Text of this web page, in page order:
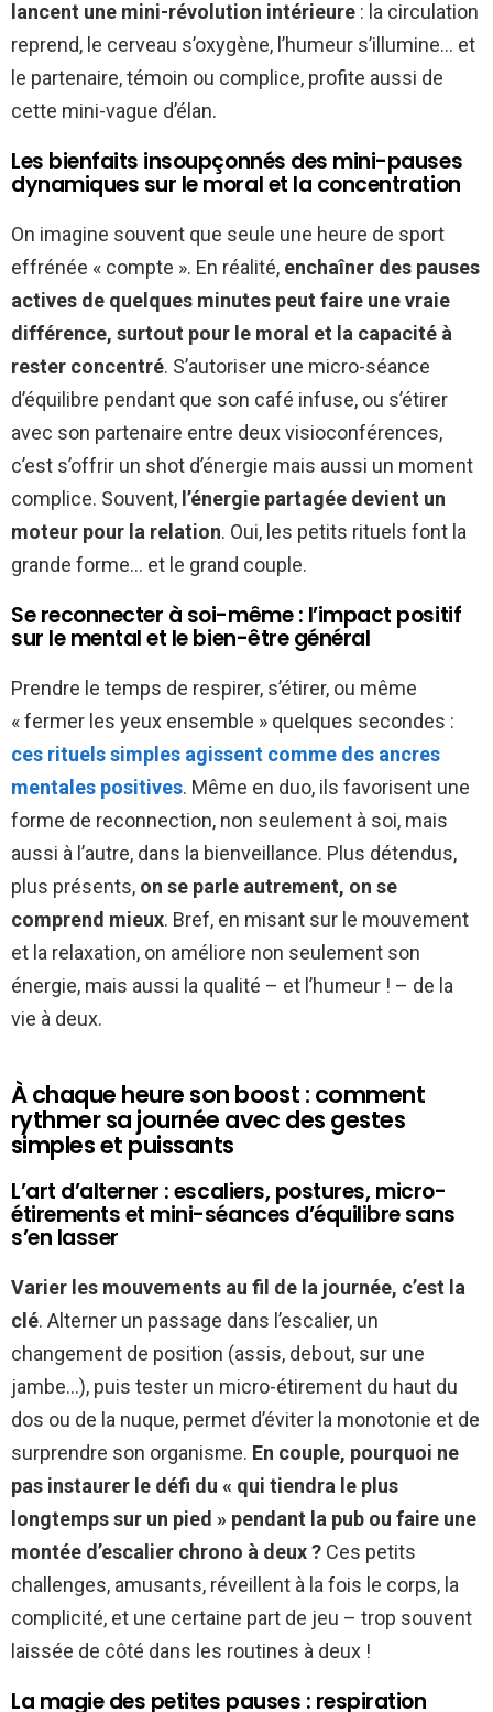
lancent une mini-révolution intérieure : la circulation
reprend, le cerveau s’oxygène, l’humeur s’illumine… et
le partenaire, témoin ou complice, profite aussi de
cette mini-vague d’élan.
Les bienfaits insoupçonnés des mini-pauses
dynamiques sur le moral et la concentration
On imagine souvent que seule une heure de sport
effrénée « compte ». En réalité, enchaîner des pauses
actives de quelques minutes peut faire une vraie
différence, surtout pour le moral et la capacité à
rester concentré. S’autoriser une micro-séance
d’équilibre pendant que son café infuse, ou s’étirer
avec son partenaire entre deux visioconférences,
c’est s’offrir un shot d’énergie mais aussi un moment
complice. Souvent, l’énergie partagée devient un
moteur pour la relation. Oui, les petits rituels font la
grande forme… et le grand couple.
Se reconnecter à soi-même : l’impact positif
sur le mental et le bien-être général
Prendre le temps de respirer, s’étirer, ou même
« fermer les yeux ensemble » quelques secondes :
ces rituels simples agissent comme des ancres
mentales positives. Même en duo, ils favorisent une
forme de reconnection, non seulement à soi, mais
aussi à l’autre, dans la bienveillance. Plus détendus,
plus présents, on se parle autrement, on se
comprend mieux. Bref, en misant sur le mouvement
et la relaxation, on améliore non seulement son
énergie, mais aussi la qualité – et l’humeur ! – de la
vie à deux.
À chaque heure son boost : comment
rythmer sa journée avec des gestes
simples et puissants
L’art d’alterner : escaliers, postures, micro-
étirements et mini-séances d’équilibre sans
s’en lasser
Varier les mouvements au fil de la journée, c’est la
clé. Alterner un passage dans l’escalier, un
changement de position (assis, debout, sur une
jambe…), puis tester un micro-étirement du haut du
dos ou de la nuque, permet d’éviter la monotonie et de
surprendre son organisme. En couple, pourquoi ne
pas instaurer le défi du « qui tiendra le plus
longtemps sur un pied » pendant la pub ou faire une
montée d’escalier chrono à deux ? Ces petits
challenges, amusants, réveillent à la fois le corps, la
complicité, et une certaine part de jeu – trop souvent
laissée de côté dans les routines à deux !
La magie des petites pauses : respiration